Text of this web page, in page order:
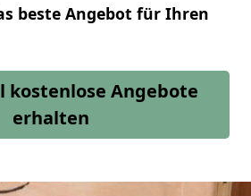
beste Angebot für Ihren
kostenlose Angebote
erhalten